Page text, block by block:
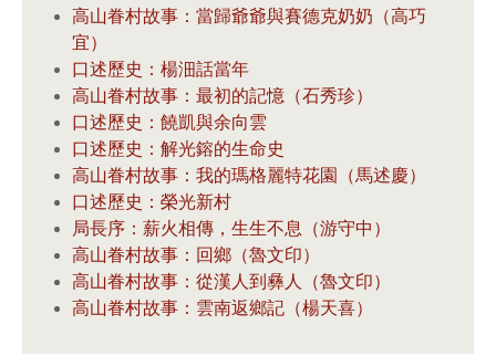
高山眷村故事：當歸爺爺與賽德克奶奶（高巧
宜）
口述歷史：楊沺話當年
高山眷村故事：最初的記憶（石秀珍）
口述歷史：饒凱與余向雲
口述歷史：解光鎔的生命史
高山眷村故事：我的瑪格麗特花園（馬述慶）
口述歷史：榮光新村
局長序：薪火相傳，生生不息（游守中）
高山眷村故事：回鄉（魯文印）
高山眷村故事：從漢人到彝人（魯文印）
高山眷村故事：雲南返鄉記（楊天喜）